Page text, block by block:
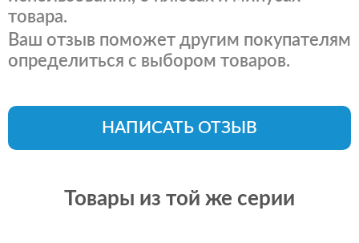
товара.
Ваш отзыв поможет другим покупателям
определиться с выбором товаров.
НАПИСАТЬ ОТЗЫВ
Товары из той же серии